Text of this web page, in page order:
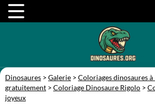
Dinosaures > Galerie > Coloriages dinosaures
gratuitement > Coloriage Dinosaure Rigolo >
joyeux